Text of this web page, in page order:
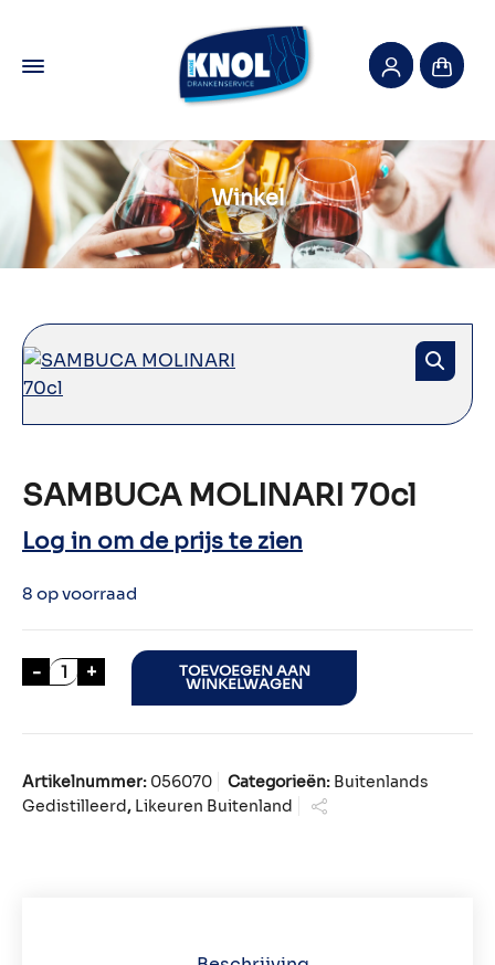
Winkel
SAMBUCA MOLINARI 70cl
Log in om de prijs te zien
8 op voorraad
- SAMBUCA MOLINARI 70cl aantal
+ TOEVOEGEN AAN
WINKELWAGEN
Artikelnummer: 056070 Categorieën: Buitenlands
Gedistilleerd, Likeuren Buitenland